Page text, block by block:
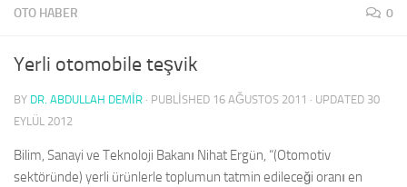
OTO HABER 0
Yerli otomobile teşvik
BY DR. ABDULLAH DEMİR · PUBLISHED 16 AĞUSTOS 2011 · UPDATED 30
EYLÜL 2012
Bilim, Sanayi ve Teknoloji Bakanı Nihat Ergün, “(Otomotiv
sektöründe) yerli ürünlerle toplumun tatmin edileceği oranı en